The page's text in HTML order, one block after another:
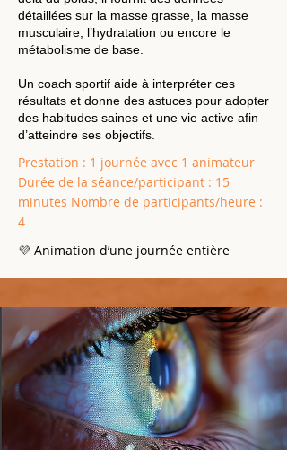
détaillées sur la masse grasse, la masse
musculaire, l’hydratation ou encore le
métabolisme de base.
Un coach sportif aide à interpréter ces
résultats et donne des astuces pour adopter
des habitudes saines et une vie active afin
d’atteindre ses objectifs.
Prestation : 1 journée avec 1 animateur
Durée de la séance/participant : 15
minutes Nombre de participants/heure :
4
💜 Animation d’une journée entière